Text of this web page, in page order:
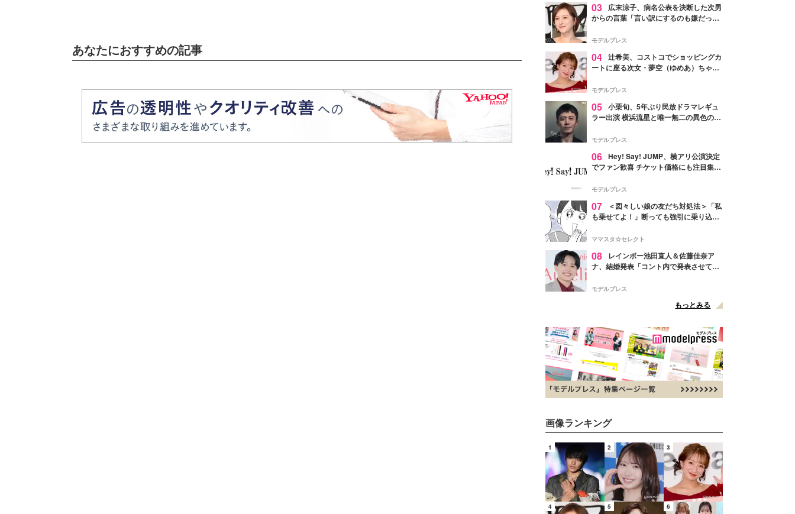
あなたにおすすめの記事
03
広末涼子、病名公表を決断した次男
からの言葉「言い訳にするのも嫌だっ
モデルプレス
04 辻希美、コストコでショッピングカ
ートに座る次女・夢空（ゆめあ）ちゃん
ぎ」「成長を感じる」の声
モデルプレス
05 小栗旬、5年ぶり民放ドラマレギュ
ラー出演 横浜流星と唯一無二の異色のバ
モデルプレス
06 Hey! Say! JUMP、横アリ公演決定
でファン歓喜 チケット価格にも注目集ま
モデルプレス
07
＜図々しい娘の友だち対処法＞「私
も乗せてよ！」断っても強引に乗り込ん
ママスタ☆セレクト
08
レインボー池田直人＆佐藤佳奈ア
ナ、結婚発表「コント内で発表させてい
点変更のため
モデルプレス
もっとみる
画像ランキング
1 2 3
4 5 6